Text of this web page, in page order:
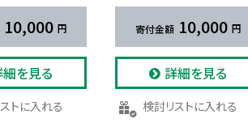
10,000
を見る
ストに入れる
10,000
詳細を見る
検討リストに入れる